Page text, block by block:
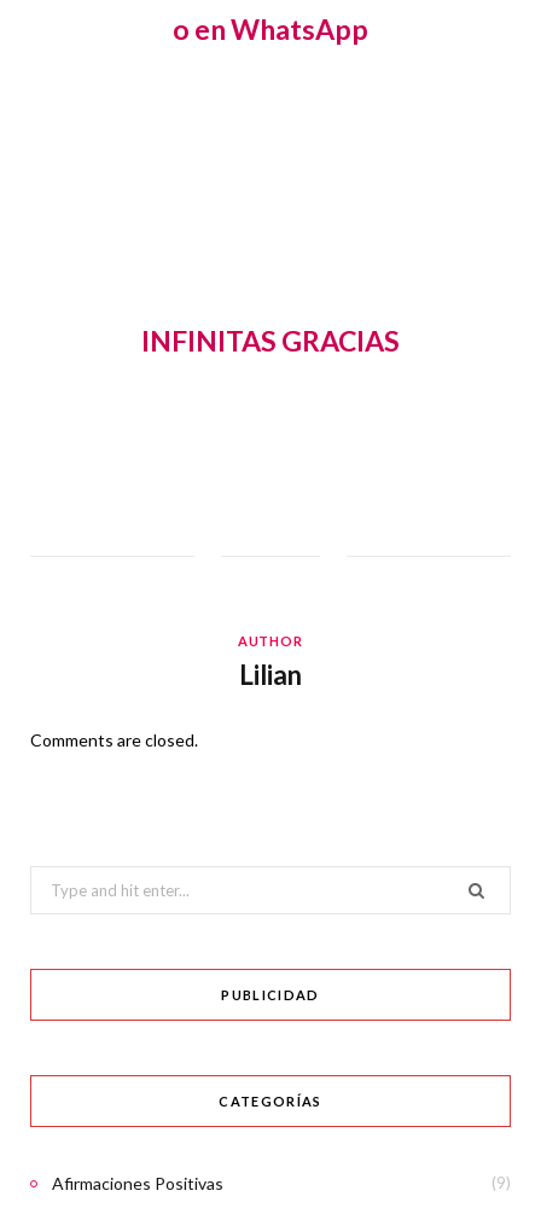
o en WhatsApp
INFINITAS GRACIAS
AUTHOR
Lilian
Comments are closed.
Search
for:
PUBLICIDAD
CATEGORÍAS
Afirmaciones Positivas (9)